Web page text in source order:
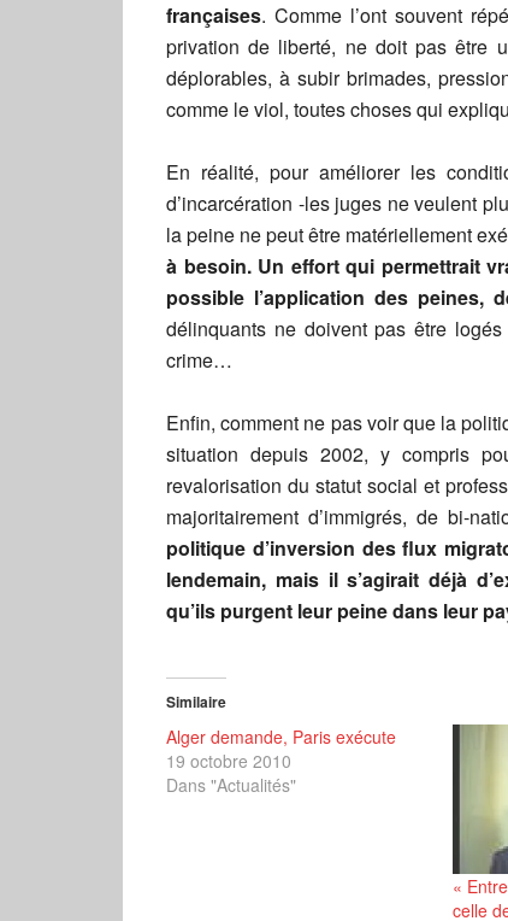
françaises. Comme l’ont souvent
privation de liberté, ne doit pas être
déplorables, à subir brimades,
comme le viol, toutes choses qui
En réalité, pour améliorer les
d’incarcération -les juges ne veulent
la peine ne peut être matériellement
à besoin. Un effort qui permettrait
possible l’application des peines,
délinquants ne doivent pas être
crime…
Enfin, comment ne pas voir que la
situation depuis 2002, y compris
revalorisation du statut social et
majoritairement d’immigrés, de bi-
politique d’inversion des flux
lendemain, mais il s’agirait déjà
qu’ils purgent leur peine dans leur
Similaire
Alger demande, Paris exécute
19 octobre 2010
Dans "Actualités"
«
celle